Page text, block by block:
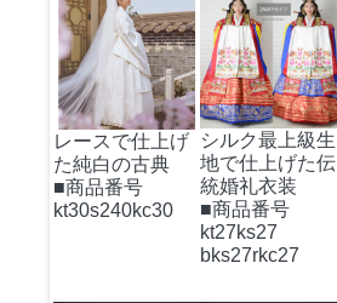
レースで仕上げ
た純白の古典
■商品番号
kt30s240kc30
シルク最上級生
地で仕上げた伝
統婚礼衣装
■商品番号
kt27ks27
bks27rkc27